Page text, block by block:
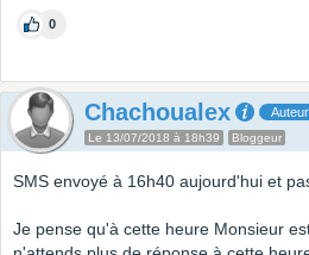
0
Chachoualex
Le 13/07/2018 à 18h39 Bloggeur
SMS envoyé à 16h40 aujourd'hui et
Je pense qu'à cette heure Monsieur